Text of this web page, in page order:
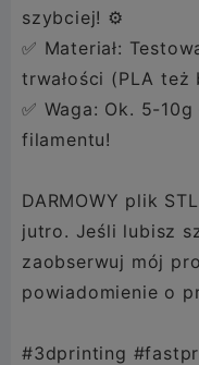
szybciej! ⚙️
✅ Materiał:
trwałości (PLA też
✅ Waga: Ok. 5-
filamentu!
DARMOWY plik
jutro. Jeśli lubisz
zaobserwuj mój
powiadomienie o
#3dprinting